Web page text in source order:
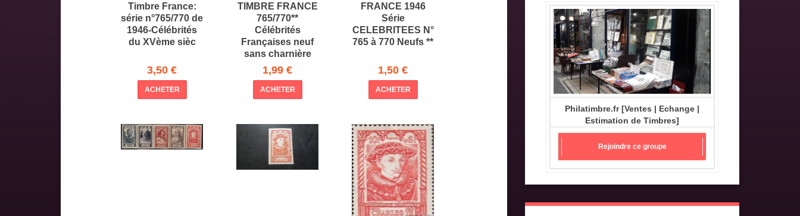
Timbre France:
série n°765/770 de
1946-Célébrités
du XVème sièc
3,50 €
ACHETER
TIMBRE FRANCE
765/770**
Célébrités
Françaises neuf
sans charnière
1,99 €
ACHETER
FRANCE 1946
Série
CELEBRITEES N°
765 à 770 Neufs **
1,50 €
ACHETER
Philatimbre.fr [Ventes | Echange |
Estimation de Timbres]
Rejoindre ce groupe